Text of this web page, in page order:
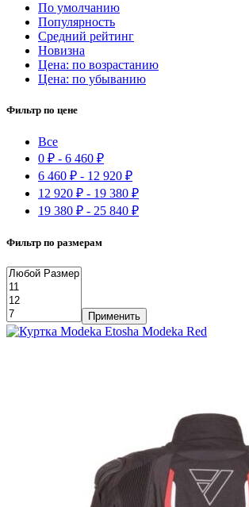
По умолчанию
Популярность
Средний рейтинг
Новизна
Цена: по возрастанию
Цена: по убыванию
Фильтр по цене
Все
0 ₽ - 6 460 ₽
6 460 ₽ - 12 920 ₽
12 920 ₽ - 19 380 ₽
19 380 ₽ - 25 840 ₽
Фильтр по размерам
Применить